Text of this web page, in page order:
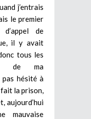
j’entrais
le premier
de
il y avait
tous les
de ma
pas hésité à
la prison,
aujourd’hui
mauvaise